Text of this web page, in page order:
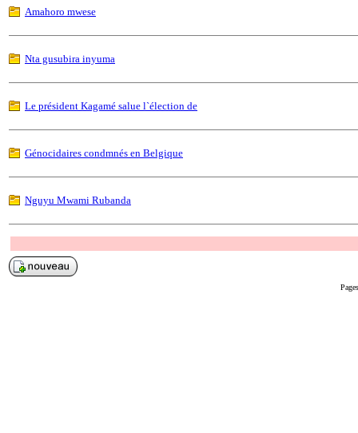
Amahoro mwese
Nta gusubira inyuma
Le président Kagamé salue l`élection de
Génocidaires condmnés en Belgique
Nguyu Mwami Rubanda